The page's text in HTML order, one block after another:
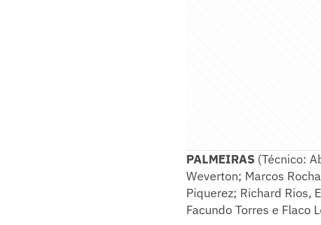
PALMEIRAS (Técnico:
Weverton; Marcos
Piquerez; Richard Rios,
Facundo Torres e Flaco